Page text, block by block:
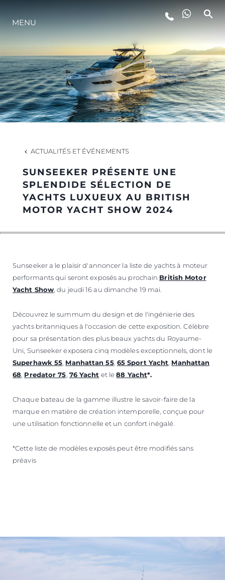
STYLE DE VIE
L'INNOVATION
LA SOCIÉTÉ
NOTRE ÉQUIPE
NOTRE HÉRITAGE
MENU
ACTUALITÉS ET ÉVÉNEMENTS
SUNSEEKER PRÉSENTE UNE
SPLENDIDE SÉLECTION DE
YACHTS LUXUEUX AU BRITISH
MOTOR YACHT SHOW 2024
Sunseeker a le plaisir d'annoncer la liste de yachts à moteur
performants qui seront exposés au prochain British Motor
Yacht Show , du jeudi 16 au dimanche 19 mai.
Découvrez le summum du design et de l'ingénierie des
yachts britanniques à l'occasion de cette exposition. Célèbre
pour sa présentation des plus beaux yachts du Royaume-
Uni, Sunseeker exposera cinq modèles exceptionnels, dont le
Superhawk 55 Manhattan 55, 65 Sport Yacht Manhattan
68 Predator 75 76 Yacht et le88 Yacht*.
Chaque bateau de la gamme illustre le savoir-faire de la
marque en matière de création intemporelle, conçue pour
une utilisation fonctionnelle et un confort inégalé.
*Cette liste de modèles exposés peut être modifiés sans
préavis